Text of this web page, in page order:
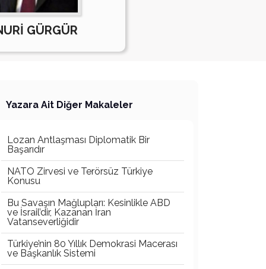
GÜRGÜR
Yazara Ait Diğer Makaleler
Lozan Antlaşması Diplomatik Bir
Başarıdır
NATO Zirvesi ve Terörsüz Türkiye
Konusu
Bu Savaşın Mağlupları: Kesinlikle ABD
ve İsrail’dir, Kazanan İran
Vatanseverliğidir
Türkiye’nin 80 Yıllık Demokrasi Macerası
ve Başkanlık Sistemi